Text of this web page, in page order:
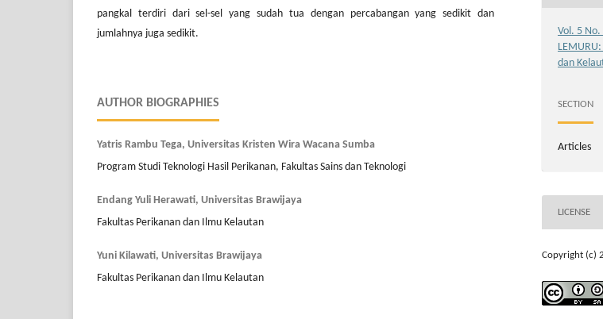
pangkal terdiri dari sel-sel yang sudah tua dengan percabangan yang sedikit dan
jumlahnya juga sedikit.
AUTHOR BIOGRAPHIES
Yatris Rambu Tega, Universitas Kristen Wira Wacana Sumba
Program Studi Teknologi Hasil Perikanan, Fakultas Sains dan Teknologi
Endang Yuli Herawati, Universitas Brawijaya
Fakultas Perikanan dan Ilmu Kelautan
Yuni Kilawati, Universitas Brawijaya
Fakultas Perikanan dan Ilmu Kelautan
Vol. 5 No.
dan
SECTION
Articles
LICENSE
Copyright (c)